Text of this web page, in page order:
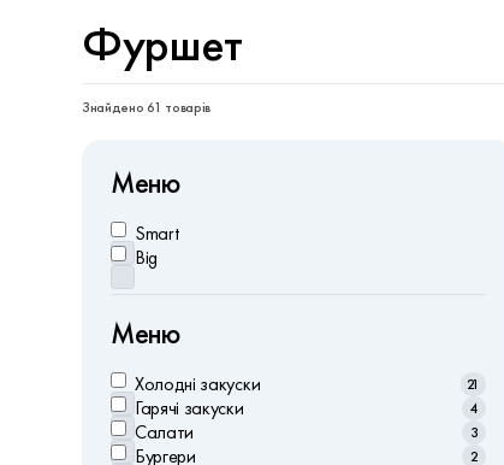
Фуршет
Знайдено 61 товарів
Меню
Smart
Big
Меню
Холодні закуски 21
Гарячі закуски 4
Салати 3
Бургери 2